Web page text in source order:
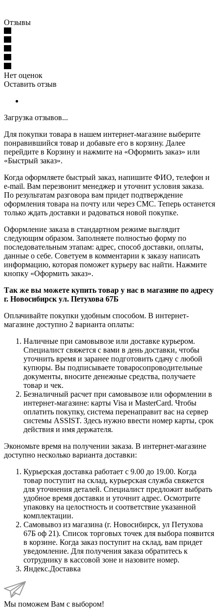
Отзывы
Нет оценок
Оставить отзыв
Загрузка отзывов...
Для покупки товара в нашем интернет-магазине выберите
понравившийся товар и добавьте его в корзину. Далее
перейдите в Корзину и нажмите на «Оформить заказ» или
«Быстрый заказ».
Когда оформляете быстрый заказ, напишите ФИО, телефон и
e-mail. Вам перезвонит менеджер и уточнит условия заказа.
По результатам разговора вам придет подтверждение
оформления товара на почту или через СМС. Теперь останется
только ждать доставки и радоваться новой покупке.
Оформление заказа в стандартном режиме выглядит
следующим образом. Заполняете полностью форму по
последовательным этапам: адрес, способ доставки, оплаты,
данные о себе. Советуем в комментарии к заказу написать
информацию, которая поможет курьеру вас найти. Нажмите
кнопку «Оформить заказ».
Так же вы можете купить товар у нас в магазине по адресу
г. Новосибирск ул. Петухова 67Б
Оплачивайте покупки удобным способом. В интернет-
магазине доступно 2 варианта оплаты:
Наличные при самовывозе или доставке курьером.
Специалист свяжется с вами в день доставки, чтобы
уточнить время и заранее подготовить сдачу с любой
купюры. Вы подписываете товаросопроводительные
документы, вносите денежные средства, получаете
товар и чек.
Безналичный расчет при самовывозе или оформлении в
интернет-магазине: карты Visa и MasterCard. Чтобы
оплатить покупку, система перенаправит вас на сервер
системы ASSIST. Здесь нужно ввести номер карты, срок
действия и имя держателя.
Экономьте время на получении заказа. В интернет-магазине
доступно несколько варианта доставки:
Курьерская доставка работает с 9.00 до 19.00. Когда
товар поступит на склад, курьерская служба свяжется
для уточнения деталей. Специалист предложит выбрать
удобное время доставки и уточнит адрес. Осмотрите
упаковку на целостность и соответствие указанной
комплектации.
Самовывоз из магазина (г. Новосибирск, ул Петухова
67Б оф 21). Список торговых точек для выбора появится
в корзине. Когда заказ поступит на склад, вам придет
уведомление. Для получения заказа обратитесь к
сотруднику в кассовой зоне и назовите номер.
Яндекс.Доставка
Мы поможем Вам с выбором!